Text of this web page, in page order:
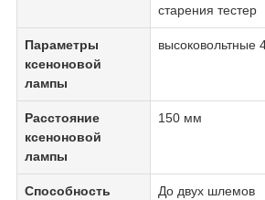
старения тестер
Параметры
ксеноновой
лампы
высоковольтные
Расстояние
ксеноновой
лампы
150 мм
Способность
До двух шлемов